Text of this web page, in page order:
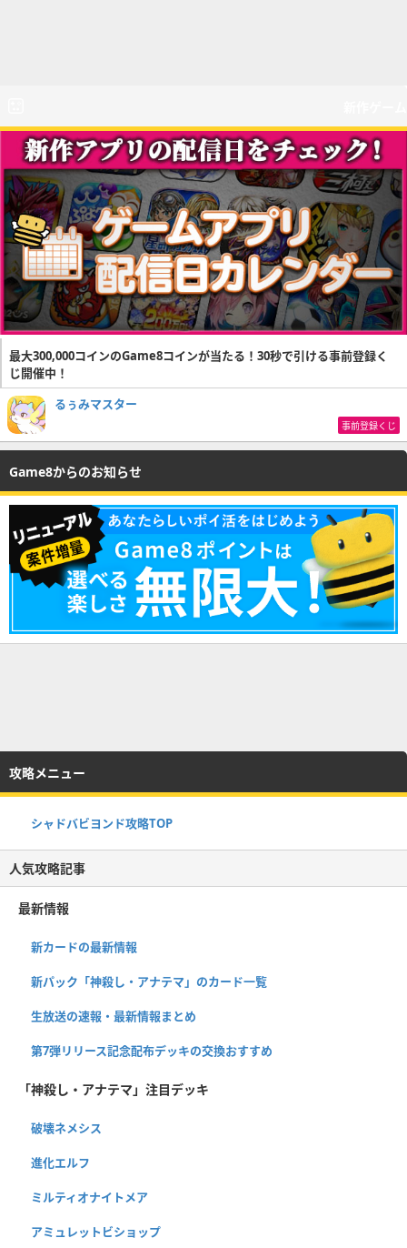
最大300,000コインのGame8コインが当たる！30秒で引ける事前登録く
じ開催中！
るぅみマスター
事前登録くじ
Game8からのお知らせ
攻略メニュー
シャドバビヨンド攻略TOP
人気攻略記事
最新情報
新カードの最新情報
新パック「神殺し・アナテマ」のカード一覧
生放送の速報・最新情報まとめ
第7弾リリース記念配布デッキの交換おすすめ
「神殺し・アナテマ」注目デッキ
破壊ネメシス
進化エルフ
ミルティオナイトメア
アミュレットビショップ